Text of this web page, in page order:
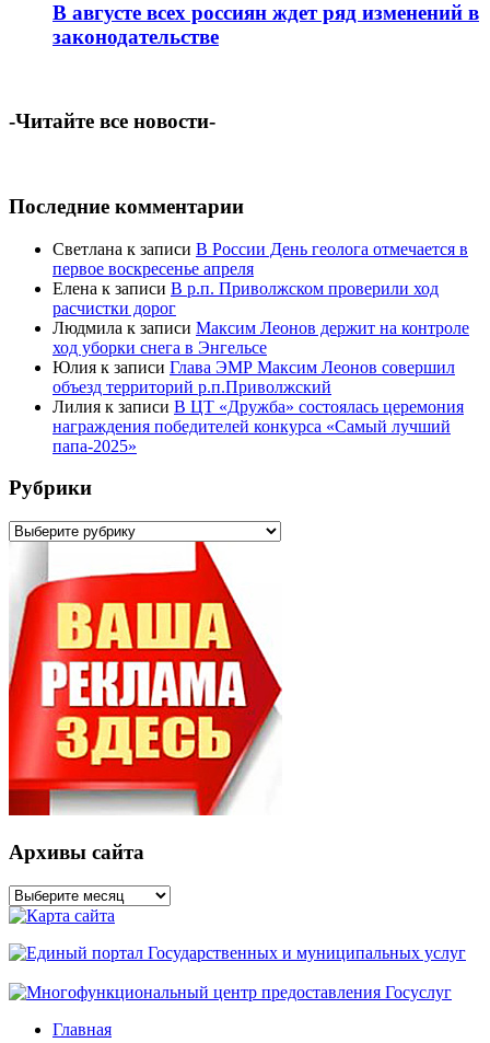
В августе всех россиян ждет ряд изменений в
законодательстве
-Читайте все новости-
Последние комментарии
Светлана к записи В России День геолога отмечается в
первое воскресенье апреля
Елена к записи В р.п. Приволжском проверили ход
расчистки дорог
Людмила к записи Максим Леонов держит на контроле
ход уборки снега в Энгельсе
Юлия к записи Глава ЭМР Максим Леонов совершил
объезд территорий р.п.Приволжский
Лилия к записи В ЦТ «Дружба» состоялась церемония
награждения победителей конкурса «Самый лучший
папа-2025»
Рубрики
Рубрики
Архивы сайта
Архивы
сайта
Главная